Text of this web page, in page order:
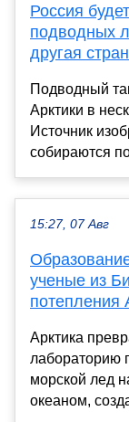
Россия
подводных
другая
Подводный
Арктики в
Источник
собираются
15:27, 07 Авг
ученые из
потепления
Арктика
лабораторию
морской лед
океаном,